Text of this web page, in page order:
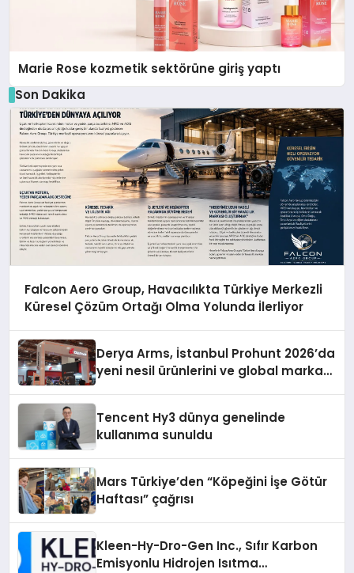
Marie Rose kozmetik sektörüne giriş yaptı
Son Dakika
Falcon Aero Group, Havacılıkta Türkiye Merkezli
Küresel Çözüm Ortağı Olma Yolunda İlerliyor
Derya Arms, İstanbul Prohunt 2026’da
yeni nesil ürünlerini ve global marka
Tencent Hy3 dünya genelinde
kullanıma sunuldu
Mars Türkiye’den “Köpeğini İşe Götür
Haftası” çağrısı
Kleen-Hy-Dro-Gen Inc., Sıfır Karbon
Emisyonlu Hidrojen Isıtma